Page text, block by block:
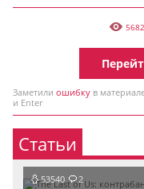
5682
Заметили ошибку в
и Enter
Статьи
53540 2